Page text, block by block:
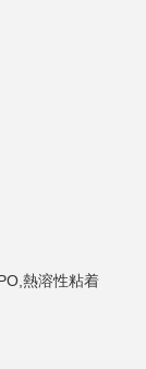
熱溶性粘着